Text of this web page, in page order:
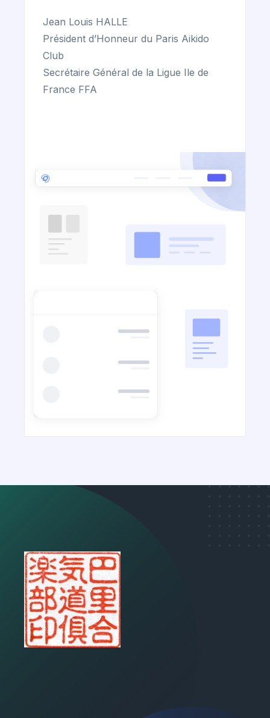
Jean Louis HALLE
Président d’Honneur du Paris Aikido
Club
Secrétaire Général de la Ligue Ile de
France FFA